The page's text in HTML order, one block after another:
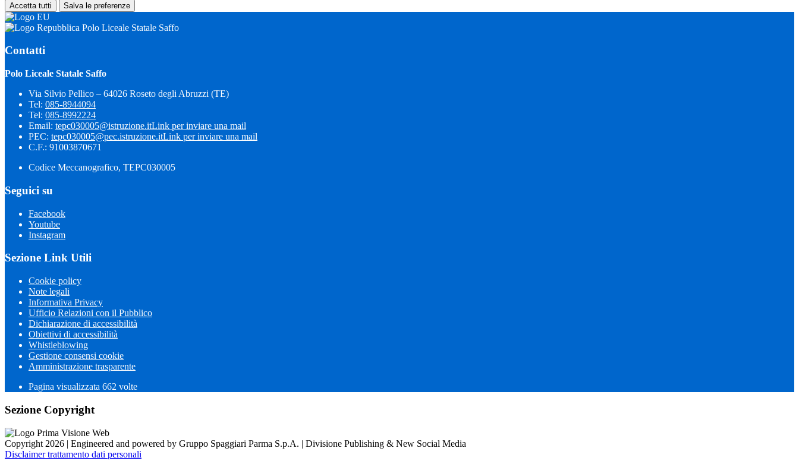
Accetta tutti Salva le preferenze
Polo Liceale Statale Saffo
Contatti
Polo Liceale Statale Saffo
Via Silvio Pellico – 64026 Roseto degli Abruzzi (TE)
Tel: 085-8944094
Tel: 085-8992224
Email: tepc030005@istruzione.itLink per inviare una mail
PEC: tepc030005@pec.istruzione.itLink per inviare una mail
C.F.: 91003870671
Codice Meccanografico, TEPC030005
Seguici su
Facebook
Youtube
Instagram
Sezione Link Utili
Cookie policy
Note legali
Informativa Privacy
Ufficio Relazioni con il Pubblico
Dichiarazione di accessibilità
Obiettivi di accessibilità
Whistleblowing
Gestione consensi cookie
Amministrazione trasparente
Pagina visualizzata 662 volte
Sezione Copyright
Copyright 2026 | Engineered and powered by Gruppo Spaggiari Parma S.p.A. | Divisione Publishing & New Social Media
Disclaimer trattamento dati personali